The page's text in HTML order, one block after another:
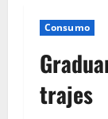
Consumo
trajes